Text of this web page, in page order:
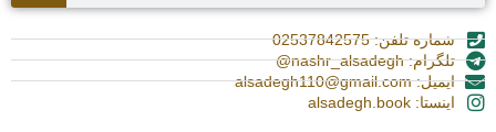
شماره تلفن: 02537842575
تلگرام: nashr_alsadegh@
ایمیل: alsadegh110@gmail.com
اینستا: alsadegh.book